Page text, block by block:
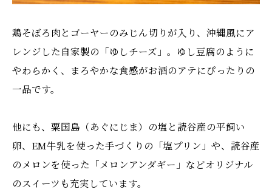
鶏そぼろ肉とゴーヤーのみじん切りが入り、沖縄風にア
レンジした自家製の「ゆしチーズ」。ゆし豆腐のように
やわらかく、まろやかな食感がお酒のアテにぴったりの
一品です。
他にも、粟国島（あぐにじま）の塩と読谷産の平飼い
卵、EM牛乳を使った手づくりの「塩プリン」や、読谷産
のメロンを使った「メロンアンダギー」などオリジナル
のスイーツも充実しています。